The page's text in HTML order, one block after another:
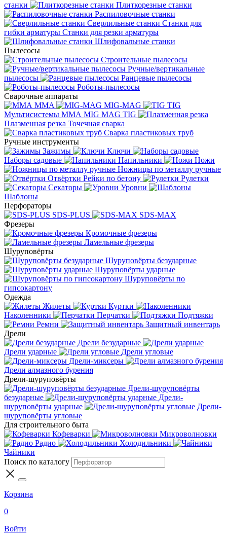
станки
Плиткорезные станки
Распиловочные станки
Сверлильные станки Станки для
гибки арматуры Станки для резки арматуры
Шлифовальные станки
Пылесосы
Строительные пылесосы
Ручные/вертикальные
пылесосы
Ранцевые пылесосы
Роботы-пылесосы
Сварочные аппараты
MMA
MIG-MAG
TIG
Мультисистемы ММА MIG MAG TIG
Плазменная резка Точечная сварка
Cварка пластиковых труб
Ручные инструменты
Зажимы
Ключи
Наборы садовые
Напильники
Ножи
Ножницы по металлу ручные
Отвёртки Рейки по бетону
Рулетки
Секаторы
Уровни
Шаблоны
Перфораторы
SDS-PLUS
SDS-MAX
Фрезеры
Кромочные фрезеры
Ламельные фрезеры
Шуруповёрты
Шуруповёрты безударные
Шуруповёрты ударные
Шуруповёрты по
гипсокартону
Одежда
Жилеты
Куртки
Наколенники
Перчатки
Подтяжки
Ремни
Защитный инвентарь
Дрели
Дрели безударные
Дрели ударные
Дрели угловые
Дрели-миксеры
Дрели алмазного бурения
Дрели-шуруповёрты
Дрели-шуруповёрты
безударные
Дрели-
шуруповёрты ударные
Дрели-
шуруповёрты угловые
Для строительного быта
Кофеварки
Микроволновки
Радио
Холодильники
Чайники
Поиск по каталогу
Корзина
0
Войти